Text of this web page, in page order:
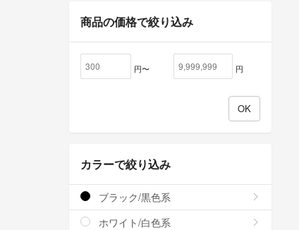
商品の価格で絞り込み
円〜 円
カラーで絞り込み
ブラック/黒色系
ホワイト/白色系